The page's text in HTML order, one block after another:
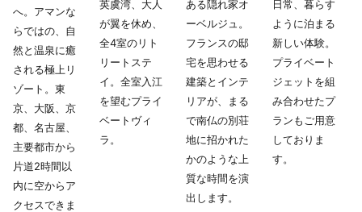
へ。アマンな
らではの、自
然と温泉に癒
される極上リ
ゾート。東
京、大阪、京
都、名古屋、
主要都市から
片道2時間以
内に空からア
クセスできま
英虞湾、大人
が翼を休め、
全4室のリト
リートステ
イ。全室入江
を望むプライ
ベートヴィ
ラ。
ある隠れ家オ
ーベルジュ。
フランスの邸
宅を思わせる
建築とインテ
リアが、まる
で南仏の別荘
地に招かれた
かのような上
質な時間を演
出します。
日常、暮らす
ように泊まる
新しい体験。
プライベート
ジェットを組
み合わせたプ
ランもご用意
しておりま
す。